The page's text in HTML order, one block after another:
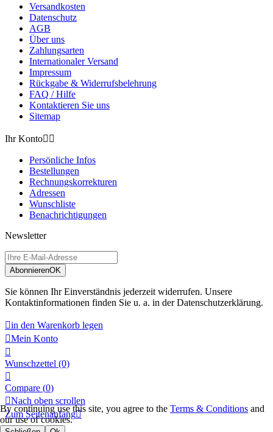
By continuing use this site, you agree to the Terms & Conditions and
our use of cookies.
Versandkosten
Datenschutz
AGB
Über uns
Zahlungsarten
Internationaler Versand
Impressum
Rückgabe & Widerrufsbelehrung
FAQ / Hilfe
Kontaktieren Sie uns
Sitemap
Ihr Konto 
Persönliche Infos
Bestellungen
Rechnungskorrekturen
Adressen
Wunschliste
Benachrichtigungen
Newsletter
AbonnierenOK
Sie können Ihr Einverständnis jederzeit widerrufen. Unsere
Kontaktinformationen finden Sie u. a. in der Datenschutzerklärung.
in den Warenkorb legen
Mein Konto

Wunschzettel (0)

Compare (0)
Nach oben scrollen
Zum Seitenanfang